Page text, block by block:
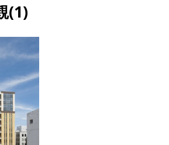
(1)